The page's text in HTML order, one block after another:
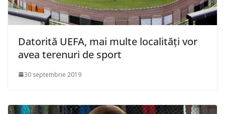
Datorită UEFA, mai multe localități vor
avea terenuri de sport
30 septembrie 2019